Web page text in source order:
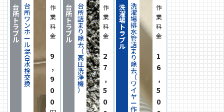
台
所
ト
ラ
ブ
ル
台
所
ワ
ン
ホ
ー
ル
混
合
水
栓
交
換
作
業
料
金
9
,
9
0
0
台
所
ト
ラ
ブ
ル
台
所
詰
ま
り
除
去
（
高
圧
洗
浄
機
）
作
業
料
金
2
7
,
5
0
洗
濯
場
ト
ラ
ブ
ル
洗
濯
場
排
水
管
詰
ま
り
除
去
（
ワ
イ
ヤ
ー
作
作
業
料
金
1
6
,
5
0